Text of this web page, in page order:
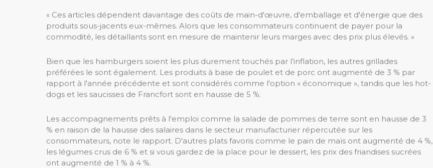
« Ces articles dépendent davantage des coûts de main-d'œuvre, d'emballage et d'énergie que des
produits sous-jacents eux-mêmes. Alors que les consommateurs continuent de payer pour la
commodité, les détaillants sont en mesure de maintenir leurs marges avec des prix plus élevés. »
Bien que les hamburgers soient les plus durement touchés par l’inflation, les autres grillades
préférées le sont également. Les produits à base de poulet et de porc ont augmenté de 3 % par
rapport à l'année précédente et sont considérés comme l'option « économique », tandis que les hot-
dogs et les saucisses de Francfort sont en hausse de 5 %.
Les accompagnements prêts à l'emploi comme la salade de pommes de terre sont en hausse de 3
% en raison de la hausse des salaires dans le secteur manufacturier répercutée sur les
consommateurs, note le rapport. D'autres plats favoris comme le pain de maïs ont augmenté de 4 %,
les légumes crus de 6 % et si vous gardez de la place pour le dessert, les prix des friandises sucrées
ont augmenté de 1 % à 4 %.